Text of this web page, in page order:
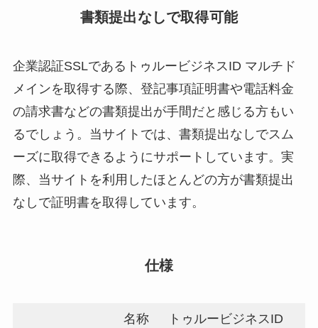
書類提出なしで取得可能
企業認証SSLであるトゥルービジネスID マルチド
メインを取得する際、登記事項証明書や電話料金
の請求書などの書類提出が手間だと感じる方もい
るでしょう。当サイトでは、書類提出なしでスム
ーズに取得できるようにサポートしています。実
際、当サイトを利用したほとんどの方が書類提出
なしで証明書を取得しています。
仕様
名称
トゥルービジネスID